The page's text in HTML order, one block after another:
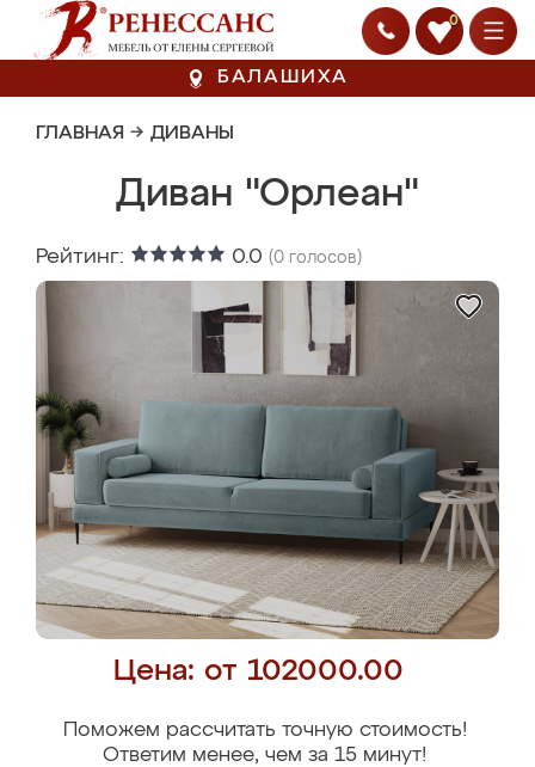
0
БАЛАШИХА
ГЛАВНАЯ → ДИВАНЫ
Диван "Орлеан"
Рейтинг: 0.0 (0 голосов)
Цена: от 102000.00
Поможем рассчитать точную стоимость!
Ответим менее, чем за 15 минут!